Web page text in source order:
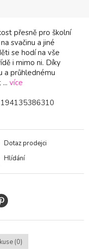
přesně pro školní
svačinu a jiné
se hodí na vše
i mimo ni. Díky
a průhlednému
více
194135386310
Dotaz prodejci
Hlídání
(0)